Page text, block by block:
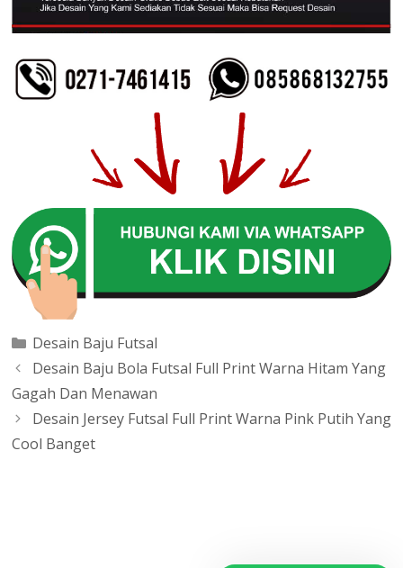
Categories
Desain Baju Futsal
Post
navigation
Desain Baju Bola Futsal Full Print Warna Hitam Yang
Gagah Dan Menawan
Desain Jersey Futsal Full Print Warna Pink Putih Yang
Cool Banget